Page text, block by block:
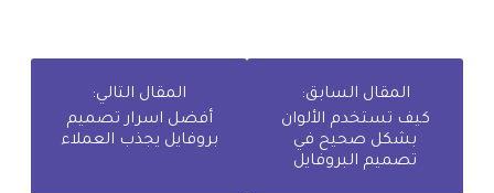
المقال السابق:
كيف تستخدم الألوان
بشكل صحيح في
تصميم البروفايل
المقال التالي:
أفضل اسرار تصميم
بروفايل يجذب العملاء